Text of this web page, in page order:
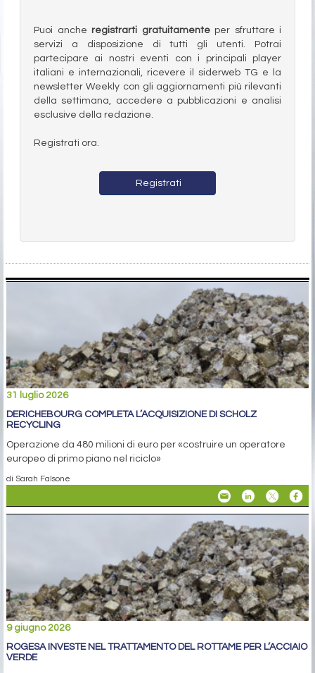
Puoi anche registrarti gratuitamenteper sfruttare i
servizi a disposizione di tutti gli utenti. Potrai
partecipare ai nostri eventi con i principali player
italiani e internazionali, ricevere il siderweb TG e la
newsletter Weekly con gli aggiornamenti più rilevanti
della settimana, accedere a pubblicazioni e analisi
esclusive della redazione.
Registrati ora.
Registrati
31 luglio 2026
DERICHEBOURG COMPLETA L’ACQUISIZIONE DI SCHOLZ
RECYCLING
Operazione da 480 milioni di euro per «costruire un operatore
europeo di primo piano nel riciclo»
di Sarah Falsone
9 giugno 2026
ROGESA INVESTE NEL TRATTAMENTO DEL ROTTAME PER L’ACCIAIO
VERDE